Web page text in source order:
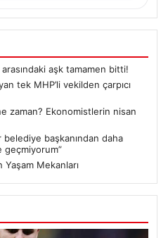
aşk tamamen bitti!
tek MHP’li vekilden çarpıcı
zaman? Ekonomistlerin nisan
başkanından daha
geçmiyorum”
Mekanları